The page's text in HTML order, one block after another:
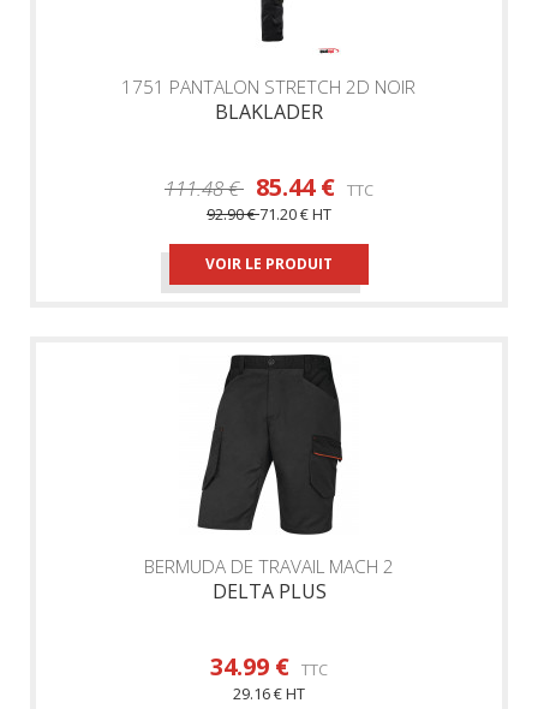
1751 PANTALON STRETCH 2D NOIR
BLAKLADER
111.48 € 85.44 € TTC
92.90 €71.20 €HT
VOIR LE PRODUIT
BERMUDA DE TRAVAIL MACH 2
DELTA PLUS
34.99 € TTC
29.16 € HT